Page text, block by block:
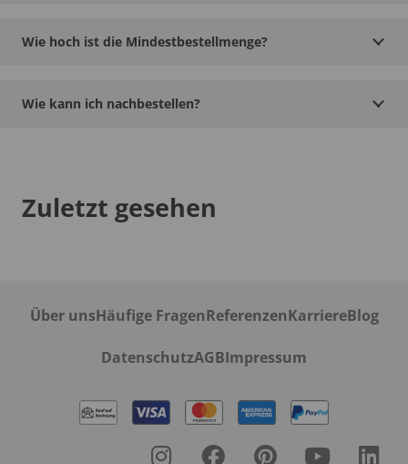
Wie hoch ist die Mindestbestellmenge?
Wie kann ich nachbestellen?
Zuletzt gesehen
Über unsHäufige FragenReferenzenKarriereBlog
DatenschutzAGBImpressum